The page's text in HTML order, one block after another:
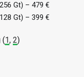
Gt) – 479 €
Gt) – 399 €
(1, 2)